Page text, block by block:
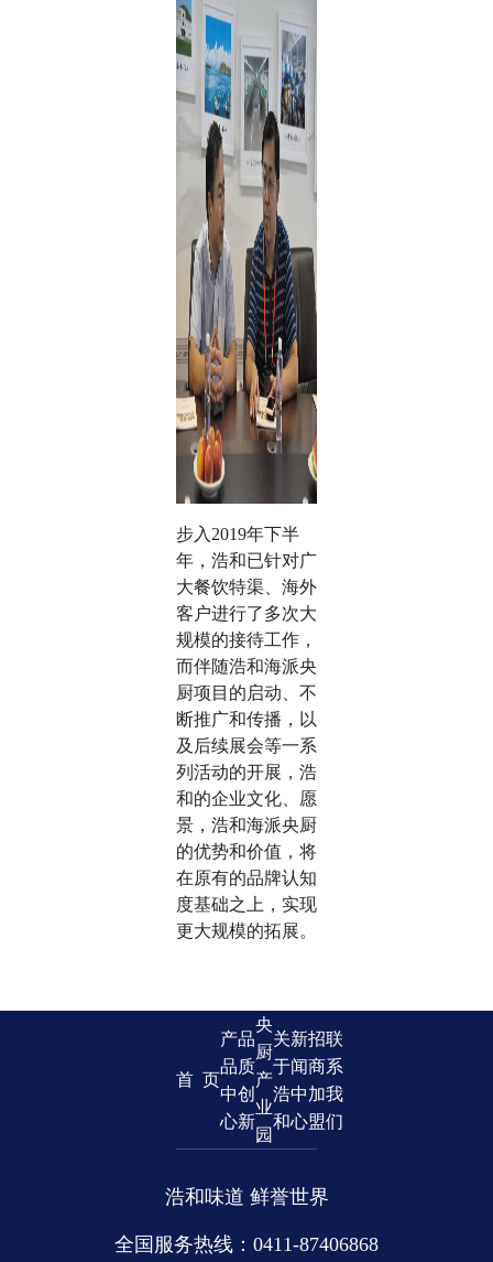
步入2019年下半
年，浩和已针对广
大餐饮特渠、海外
客户进行了多次大
规模的接待工作，
而伴随浩和海派央
厨项目的启动、不
断推广和传播，以
及后续展会等一系
列活动的开展，浩
和的企业文化、愿
景，浩和海派央厨
的优势和价值，将
在原有的品牌认知
度基础之上，实现
更大规模的拓展。
首 页
产
品
中
心
品
质
创
新
央
厨
产
业
园
关
于
浩
和
新
闻
中
心
招
商
加
盟
联
系
我
们
浩和味道 鲜誉世界
全国服务热线：0411-87406868